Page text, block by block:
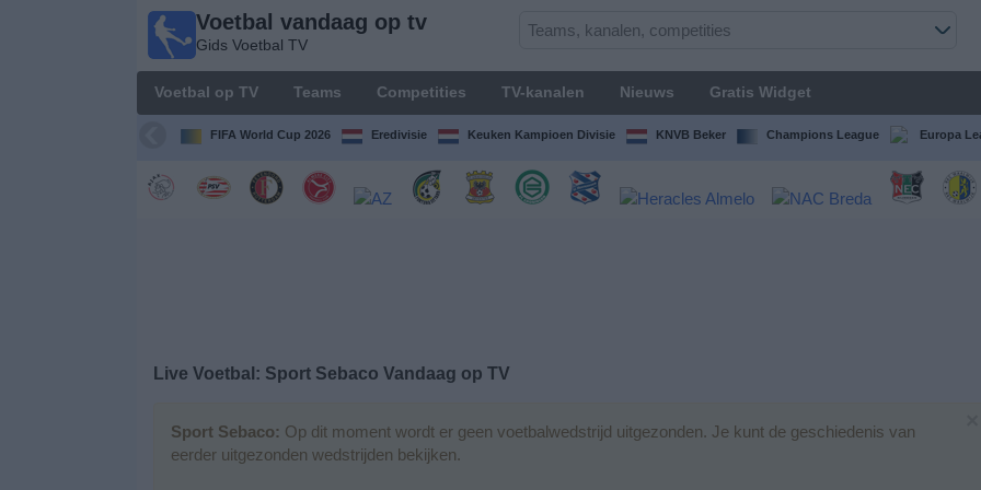
Voetbal vandaag op tv
Gids Voetbal TV
Voetbal op TV Teams Competities TV-kanalen Nieuws Gratis Widget
FIFA World Cup 2026 Eredivisie Keuken Kampioen Divisie KNVB Beker Champions League Europa
Live Voetbal: Sport Sebaco Vandaag op TV
Sport Sebaco: Op dit moment wordt er geen voetbalwedstrijd uitgezonden. Je kunt de geschiedenis van
eerder uitgezonden wedstrijden bekijken.